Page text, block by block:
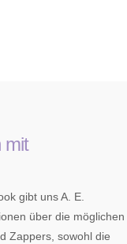
mit
gibt uns A. E.
über die möglichen
Zappers, sowohl die